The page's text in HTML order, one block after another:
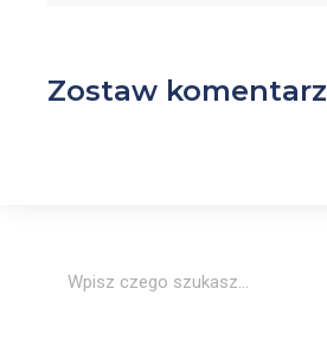
Zostaw komentarz